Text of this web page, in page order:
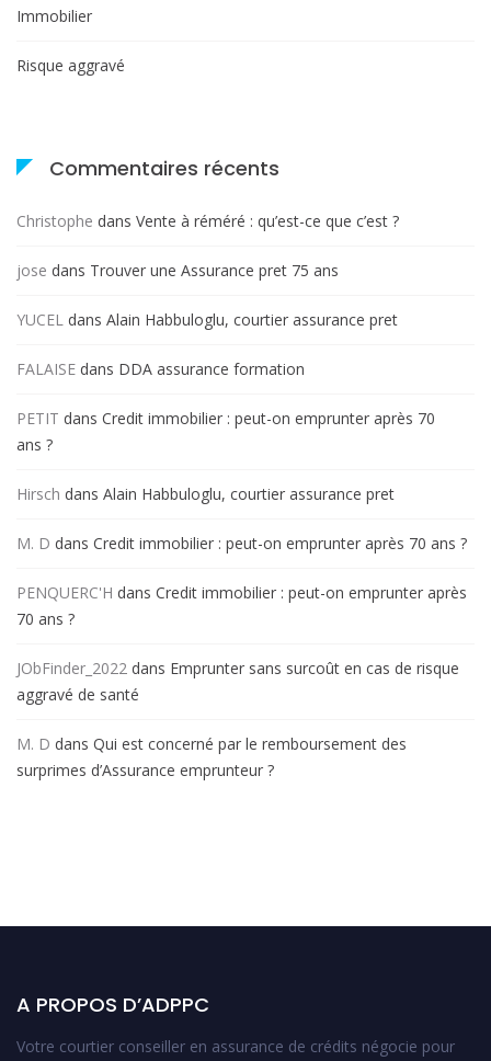
Immobilier
Risque aggravé
Commentaires récents
Christophe dans Vente à réméré : qu’est-ce que c’est ?
jose dans Trouver une Assurance pret 75 ans
YUCEL dans Alain Habbuloglu, courtier assurance pret
FALAISE dans DDA assurance formation
PETIT dans Credit immobilier : peut-on emprunter après 70
ans ?
Hirsch dans Alain Habbuloglu, courtier assurance pret
M. D dans Credit immobilier : peut-on emprunter après 70 ans ?
PENQUERC'H dans Credit immobilier : peut-on emprunter après
70 ans ?
JObFinder_2022 dans Emprunter sans surcoût en cas de risque
aggravé de santé
M. D dans Qui est concerné par le remboursement des
surprimes d’Assurance emprunteur ?
A PROPOS D’ADPPC
Votre courtier conseiller en assurance de crédits négocie pour